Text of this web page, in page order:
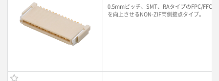
0.5mmピッチ、SMT、RAタイプのFPC/FFC
を向上させるNON-ZIF両側接点タイプ。